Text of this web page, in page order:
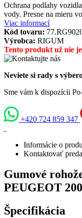
Ochrana podlahy
vody. Presne na mieru
Viac informací
Kód tovaru:
Výrobca: RIGUM
Tento produkt už nie
Neviete si rady s
Sme vám k dispozícii
+420 724 859 347
Informácie o
Kontaktovať
Gumové
PEUGEOT
Špecifikácia